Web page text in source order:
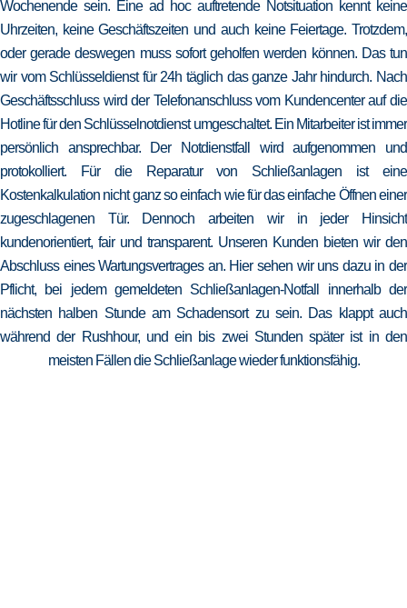
Wochenende sein. Eine ad hoc auftretende Notsituation kennt keine
Uhrzeiten, keine Geschäftszeiten und auch keine Feiertage. Trotzdem,
oder gerade deswegen muss sofort geholfen werden können. Das tun
wir vom Schlüsseldienst für 24h täglich das ganze Jahr hindurch. Nach
Geschäftsschluss wird der Telefonanschluss vom Kundencenter auf die
Hotline für den Schlüsselnotdienst umgeschaltet. Ein Mitarbeiter ist immer
persönlich ansprechbar. Der Notdienstfall wird aufgenommen und
protokolliert. Für die Reparatur von Schließanlagen ist eine
Kostenkalkulation nicht ganz so einfach wie für das einfache Öffnen einer
zugeschlagenen Tür. Dennoch arbeiten wir in jeder Hinsicht
kundenorientiert, fair und transparent. Unseren Kunden bieten wir den
Abschluss eines Wartungsvertrages an. Hier sehen wir uns dazu in der
Pflicht, bei jedem gemeldeten Schließanlagen-Notfall innerhalb der
nächsten halben Stunde am Schadensort zu sein. Das klappt auch
während der Rushhour, und ein bis zwei Stunden später ist in den
meisten Fällen die Schließanlage wieder funktionsfähig.